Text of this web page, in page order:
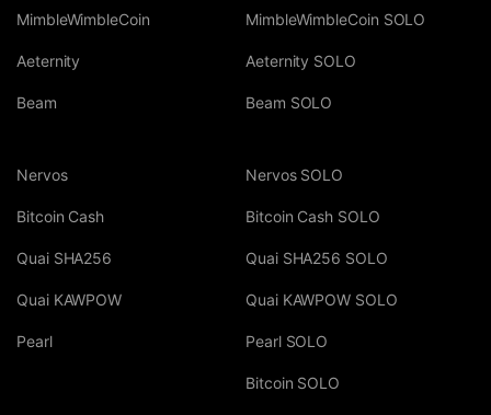
MimbleWimbleCoin
Aeternity
Beam
MimbleWimbleCoin SOLO
Aeternity SOLO
Beam SOLO
Nervos
Bitcoin Cash
Quai SHA256
Quai KAWPOW
Pearl
Nervos SOLO
Bitcoin Cash SOLO
Quai SHA256 SOLO
Quai KAWPOW SOLO
Pearl SOLO
Bitcoin SOLO